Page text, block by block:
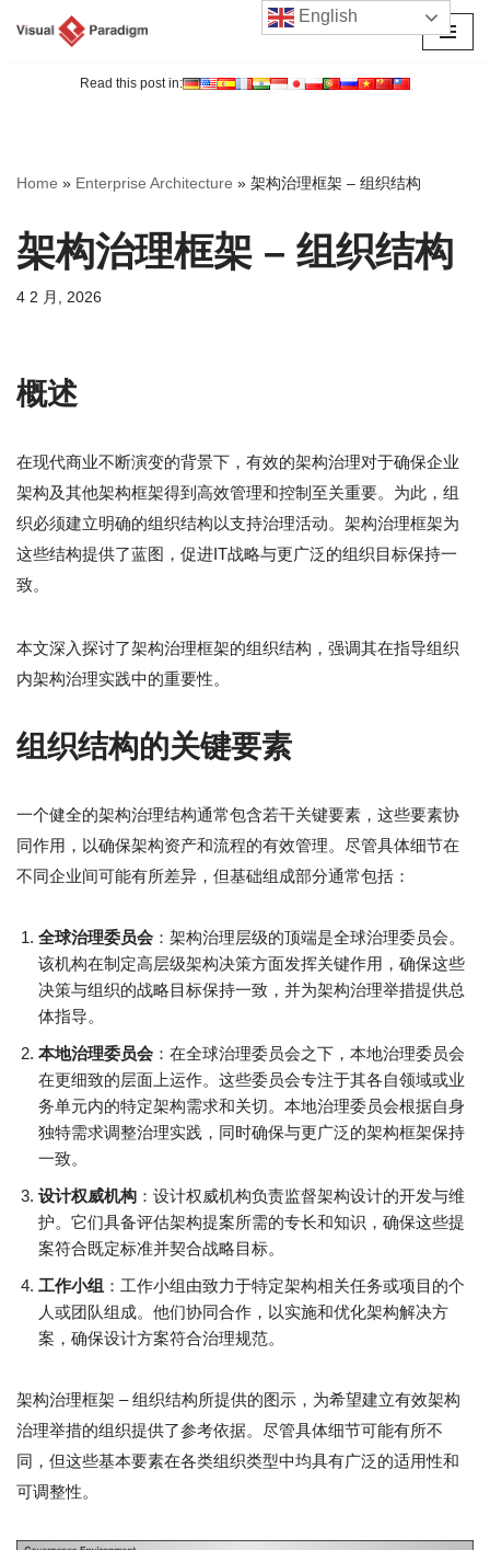
Read this post in:
Home » Enterprise Architecture » 架构治理框架 – 组织结构
架构治理框架 – 组织结构
4 2 月, 2026
概述
在现代商业不断演变的背景下，有效的架构治理对于确保企业
架构及其他架构框架得到高效管理和控制至关重要。为此，组
织必须建立明确的组织结构以支持治理活动。架构治理框架为
这些结构提供了蓝图，促进IT战略与更广泛的组织目标保持一
致。
本文深入探讨了架构治理框架的组织结构，强调其在指导组织
内架构治理实践中的重要性。
组织结构的关键要素
一个健全的架构治理结构通常包含若干关键要素，这些要素协
同作用，以确保架构资产和流程的有效管理。尽管具体细节在
不同企业间可能有所差异，但基础组成部分通常包括：
全球治理委员会 ：架构治理层级的顶端是全球治理委员会。
该机构在制定高层级架构决策方面发挥关键作用，确保这些
决策与组织的战略目标保持一致，并为架构治理举措提供总
体指导。
本地治理委员会 ：在全球治理委员会之下，本地治理委员会
在更细致的层面上运作。这些委员会专注于其各自领域或业
务单元内的特定架构需求和关切。本地治理委员会根据自身
独特需求调整治理实践，同时确保与更广泛的架构框架保持
一致。
设计权威机构 ：设计权威机构负责监督架构设计的开发与维
护。它们具备评估架构提案所需的专长和知识，确保这些提
案符合既定标准并契合战略目标。
工作小组 ：工作小组由致力于特定架构相关任务或项目的个
人或团队组成。他们协同合作，以实施和优化架构解决方
案，确保设计方案符合治理规范。
架构治理框架 – 组织结构所提供的图示，为希望建立有效架构
治理举措的组织提供了参考依据。尽管具体细节可能有所不
同，但这些基本要素在各类组织类型中均具有广泛的适用性和
可调整性。
English